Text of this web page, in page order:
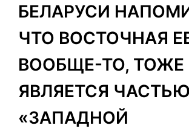
БЕЛАРУСИ
ЧТО ВОСТОЧНАЯ
ВООБЩЕ-ТО, ТОЖЕ
ЯВЛЯЕТСЯ ЧАСТЬЮ
«ЗАПАДНОЙ